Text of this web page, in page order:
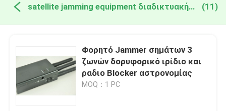
satellite jamming equipment διαδικτυακή κατασκευή (11)
Φορητό Jammer σημάτων 3
ζωνών δορυφορικό ιρίδιο και
ραδιο Blocker αστρονομίας
MOQ：1 PC